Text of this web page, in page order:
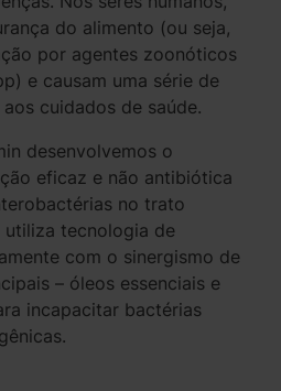
do alimento (ou seja,
por agentes zoonóticos
e causam uma série de
cuidados de saúde.
desenvolvemos o
eficaz e não antibiótica
no trato
utiliza tecnologia de
com o sinergismo de
– óleos essenciais e
incapacitar bactérias